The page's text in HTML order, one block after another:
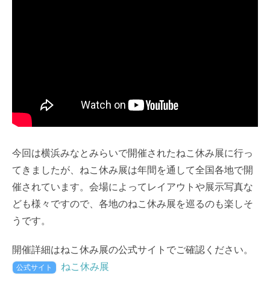
今回は横浜みなとみらいで開催されたねこ休み展に行っ
てきましたが、ねこ休み展は年間を通して全国各地で開
催されています。会場によってレイアウトや展示写真な
ども様々ですので、各地のねこ休み展を巡るのも楽しそ
うです。
開催詳細はねこ休み展の公式サイトでご確認ください。
公式サイト ねこ休み展